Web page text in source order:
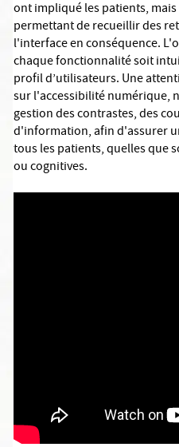
ont impliqué les patients,
permettant de recueillir des
l'interface en conséquence.
chaque fonctionnalité soit
profil d’utilisateurs. Une
sur l'accessibilité numérique,
gestion des contrastes, des
d'information, afin d'assurer
tous les patients, quelles que
ou cognitives.